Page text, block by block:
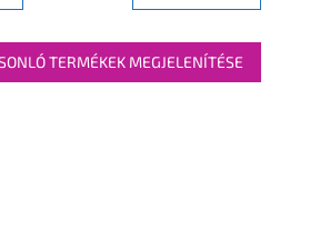
TERMÉKEK MEGJELENÍTÉSE